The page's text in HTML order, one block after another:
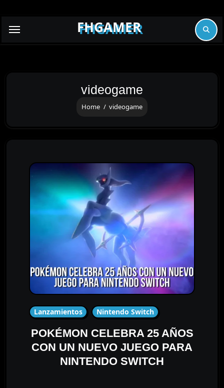
FHGAMER
videogame
Home videogame
Lanzamientos Nintendo Switch
POKÉMON CELEBRA 25 AÑOS
CON UN NUEVO JUEGO PARA
NINTENDO SWITCH